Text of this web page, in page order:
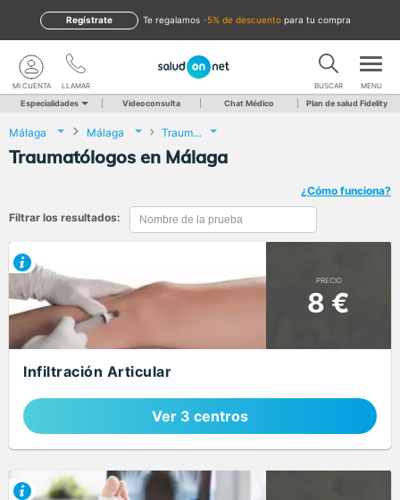
te regalamos -5% de descuento para tu compra
Regístrate
LLAMAR
MI CUENTA BUSCAR MENU
Especialidades Videoconsulta Chat Médico Plan de salud Fidelity
Málaga Málaga Traumatología y Cirugía Ortopédica
Traumatólogos en Málaga
¿Cómo funciona?
Filtrar los resultados:
PRECIO
8 €
Infiltración Articular
Ver 3 centros